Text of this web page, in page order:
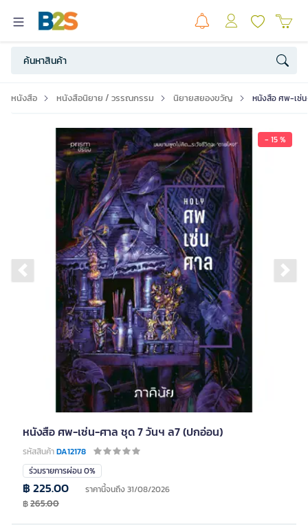
หนังสือ หนังสือนิยาย / วรรณกรรม นิยายสยองขวัญ หนังสือ ศพ-เซ่
- 15 %
Previous slide
หนังสือ ศพ-เซ่น-ศาล ชุด 7 วันฯ ล7 (ปกอ่อน)
รหัสสินค้าDA12178
ร่วมรายการผ่อน 0%
฿ 225.00 ราคานี้จนถึง 31/08/2026
฿265.00